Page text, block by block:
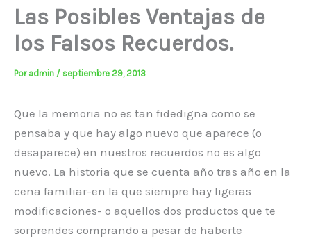
Las Posibles Ventajas de
los Falsos Recuerdos.
Por admin / septiembre 29, 2013
Que la memoria no es tan fidedigna como se
pensaba y que hay algo nuevo que aparece (o
desaparece) en nuestros recuerdos no es algo
nuevo. La historia que se cuenta año tras año en la
cena familiar-en la que siempre hay ligeras
modificaciones- o aquellos dos productos que te
sorprendes comprando a pesar de haberte